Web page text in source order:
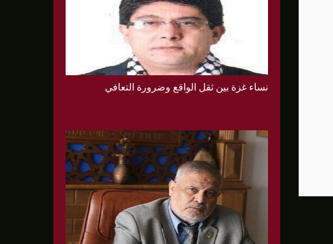
نساء غزة بين ثقل الواقع وضرورة التعافي